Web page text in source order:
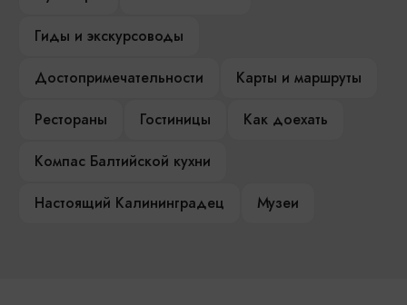
Гиды и экскурсоводы
Достопримечательности
Карты и маршруты
Рестораны
Гостиницы
Как доехать
Компас Балтийской кухни
Настоящий Калининградец
Музеи